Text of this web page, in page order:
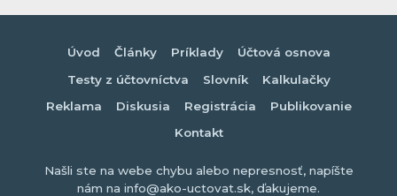
Úvod Články Príklady
Účtová osnova
Testy z účtovníctva
Slovník
Kalkulačky
Reklama
Diskusia Registrácia
Publikovanie
Kontakt
Našli ste na webe chybu alebo nepresnosť, napíšte
nám na info@ako-uctovat.sk, ďakujeme.